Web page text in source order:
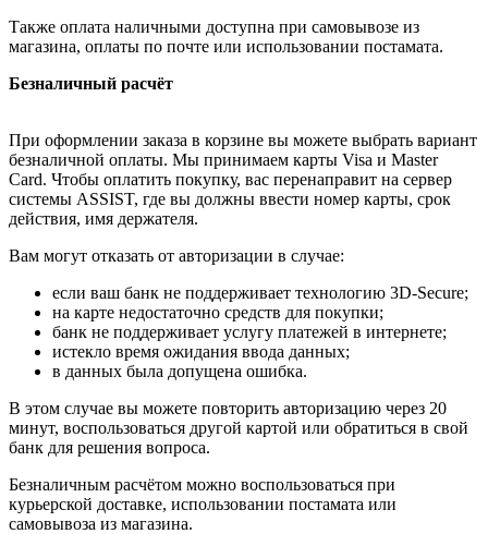
Также оплата наличными доступна при самовывозе из
магазина, оплаты по почте или использовании постамата.
Безналичный расчёт
При оформлении заказа в корзине вы можете выбрать вариант
безналичной оплаты. Мы принимаем карты Visa и Master
Card. Чтобы оплатить покупку, вас перенаправит на сервер
системы ASSIST, где вы должны ввести номер карты, срок
действия, имя держателя.
Вам могут отказать от авторизации в случае:
если ваш банк не поддерживает технологию 3D-Secure;
на карте недостаточно средств для покупки;
банк не поддерживает услугу платежей в интернете;
истекло время ожидания ввода данных;
в данных была допущена ошибка.
В этом случае вы можете повторить авторизацию через 20
минут, воспользоваться другой картой или обратиться в свой
банк для решения вопроса.
Безналичным расчётом можно воспользоваться при
курьерской доставке, использовании постамата или
самовывоза из магазина.